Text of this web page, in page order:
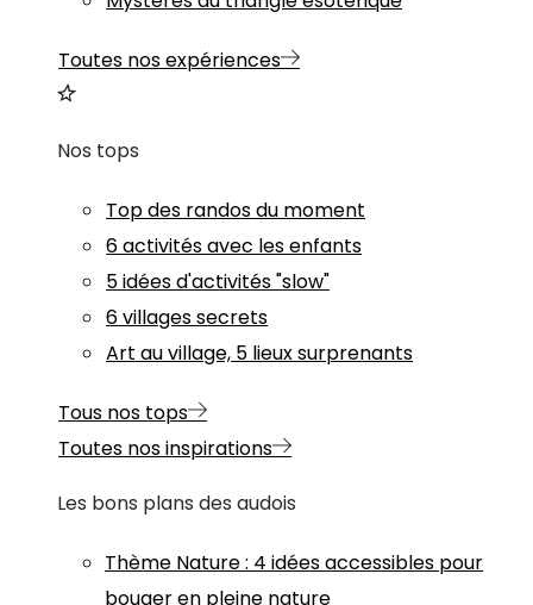
Toutes nos expériences
Nos tops
Top des randos du moment
6 activités avec les enfants
5 idées d'activités "slow"
6 villages secrets
Art au village, 5 lieux surprenants
Tous nos tops
Toutes nos inspirations
Les bons plans des audois
Thème Nature: 4 idées accessibles pour
bouger en pleine nature